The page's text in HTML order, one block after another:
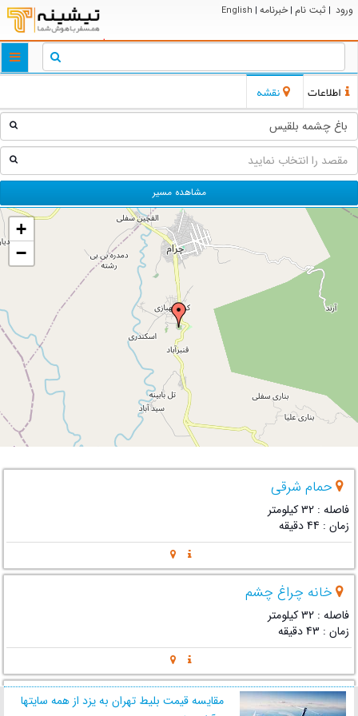
ورود | ثبت نام | خبرنامه |
English
اطلاعات نقشه
مشاهده مسیر
+
−
حمام شرقی
فاصله : 32 کیلومتر
زمان : 44 دقیقه
خانه چراغ چشم
فاصله : 32 کیلومتر
زمان : 43 دقیقه
کاروانسرای دهدشت
مقایسه قیمت بلیط تهران به یزد از همه سایتها